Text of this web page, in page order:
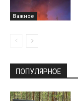
Важное
ПОПУЛЯРНОЕ